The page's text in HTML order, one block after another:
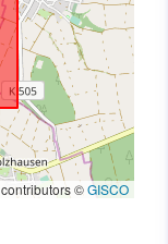
contributors ©GISCO